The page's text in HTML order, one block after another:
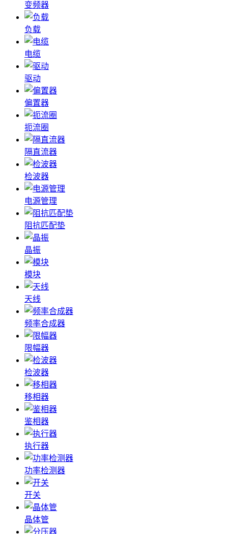
变频器
负载
电缆
驱动
偏置器
扼流圈
隔直流器
检波器
电源管理
阻抗匹配垫
晶振
模块
天线
频率合成器
限幅器
检波器
移相器
鉴相器
执行器
功率检测器
开关
晶体管